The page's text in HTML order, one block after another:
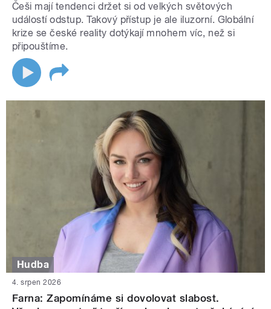
Češi mají tendenci držet si od velkých světových
událostí odstup. Takový přístup je ale iluzorní. Globální
krize se české reality dotýkají mnohem víc, než si
připouštíme.
Hudba
4. srpen 2026
Farna: Zapomínáme si dovolovat slabost.